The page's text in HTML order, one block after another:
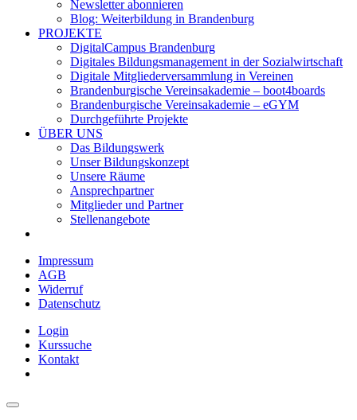
Newsletter abonnieren
Blog: Weiterbildung in Brandenburg
PROJEKTE
DigitalCampus Brandenburg
Digitales Bildungsmanagement in der Sozialwirtschaft
Digitale Mitgliederversammlung in Vereinen
Brandenburgische Vereinsakademie – boot4boards
Brandenburgische Vereinsakademie – eGYM
Durchgeführte Projekte
ÜBER UNS
Das Bildungswerk
Unser Bildungskonzept
Unsere Räume
Ansprechpartner
Mitglieder und Partner
Stellenangebote
Impressum
AGB
Widerruf
Datenschutz
Login
Kurssuche
Kontakt